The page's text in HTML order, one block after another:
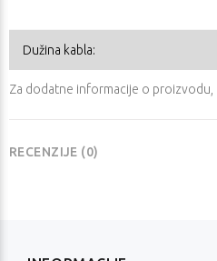
Dužina kabla:
Za dodatne informacije o
RECENZIJE (0)